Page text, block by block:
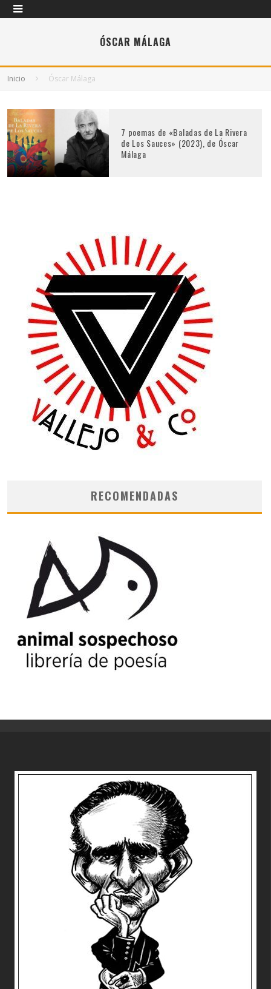
ÓSCAR MÁLAGA
Inicio Óscar Málaga
7 poemas de «Baladas de La Rivera
de Los Sauces» (2023), de Óscar
Málaga
RECOMENDADAS